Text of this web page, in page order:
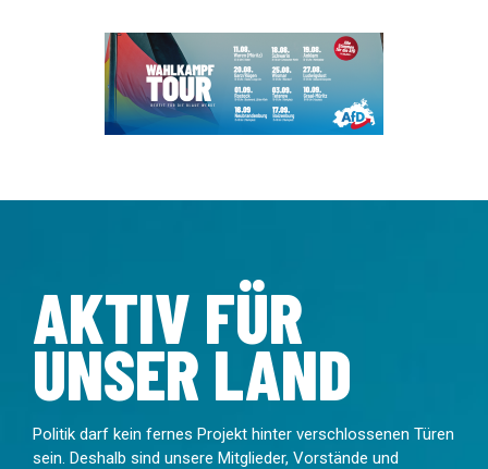
AKTIV FÜR
UNSER LAND
Politik darf kein fernes Projekt hinter verschlossenen Türen
sein. Deshalb sind unsere Mitglieder, Vorstände und